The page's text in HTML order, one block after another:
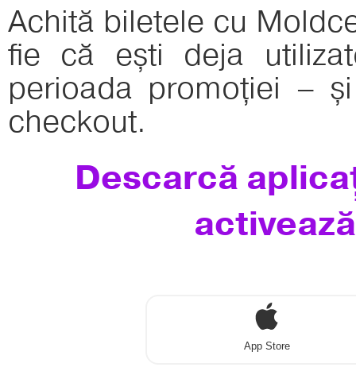
Achită biletele cu
fie că ești deja
perioada promoției –
checkout.
Descarcă
App Store